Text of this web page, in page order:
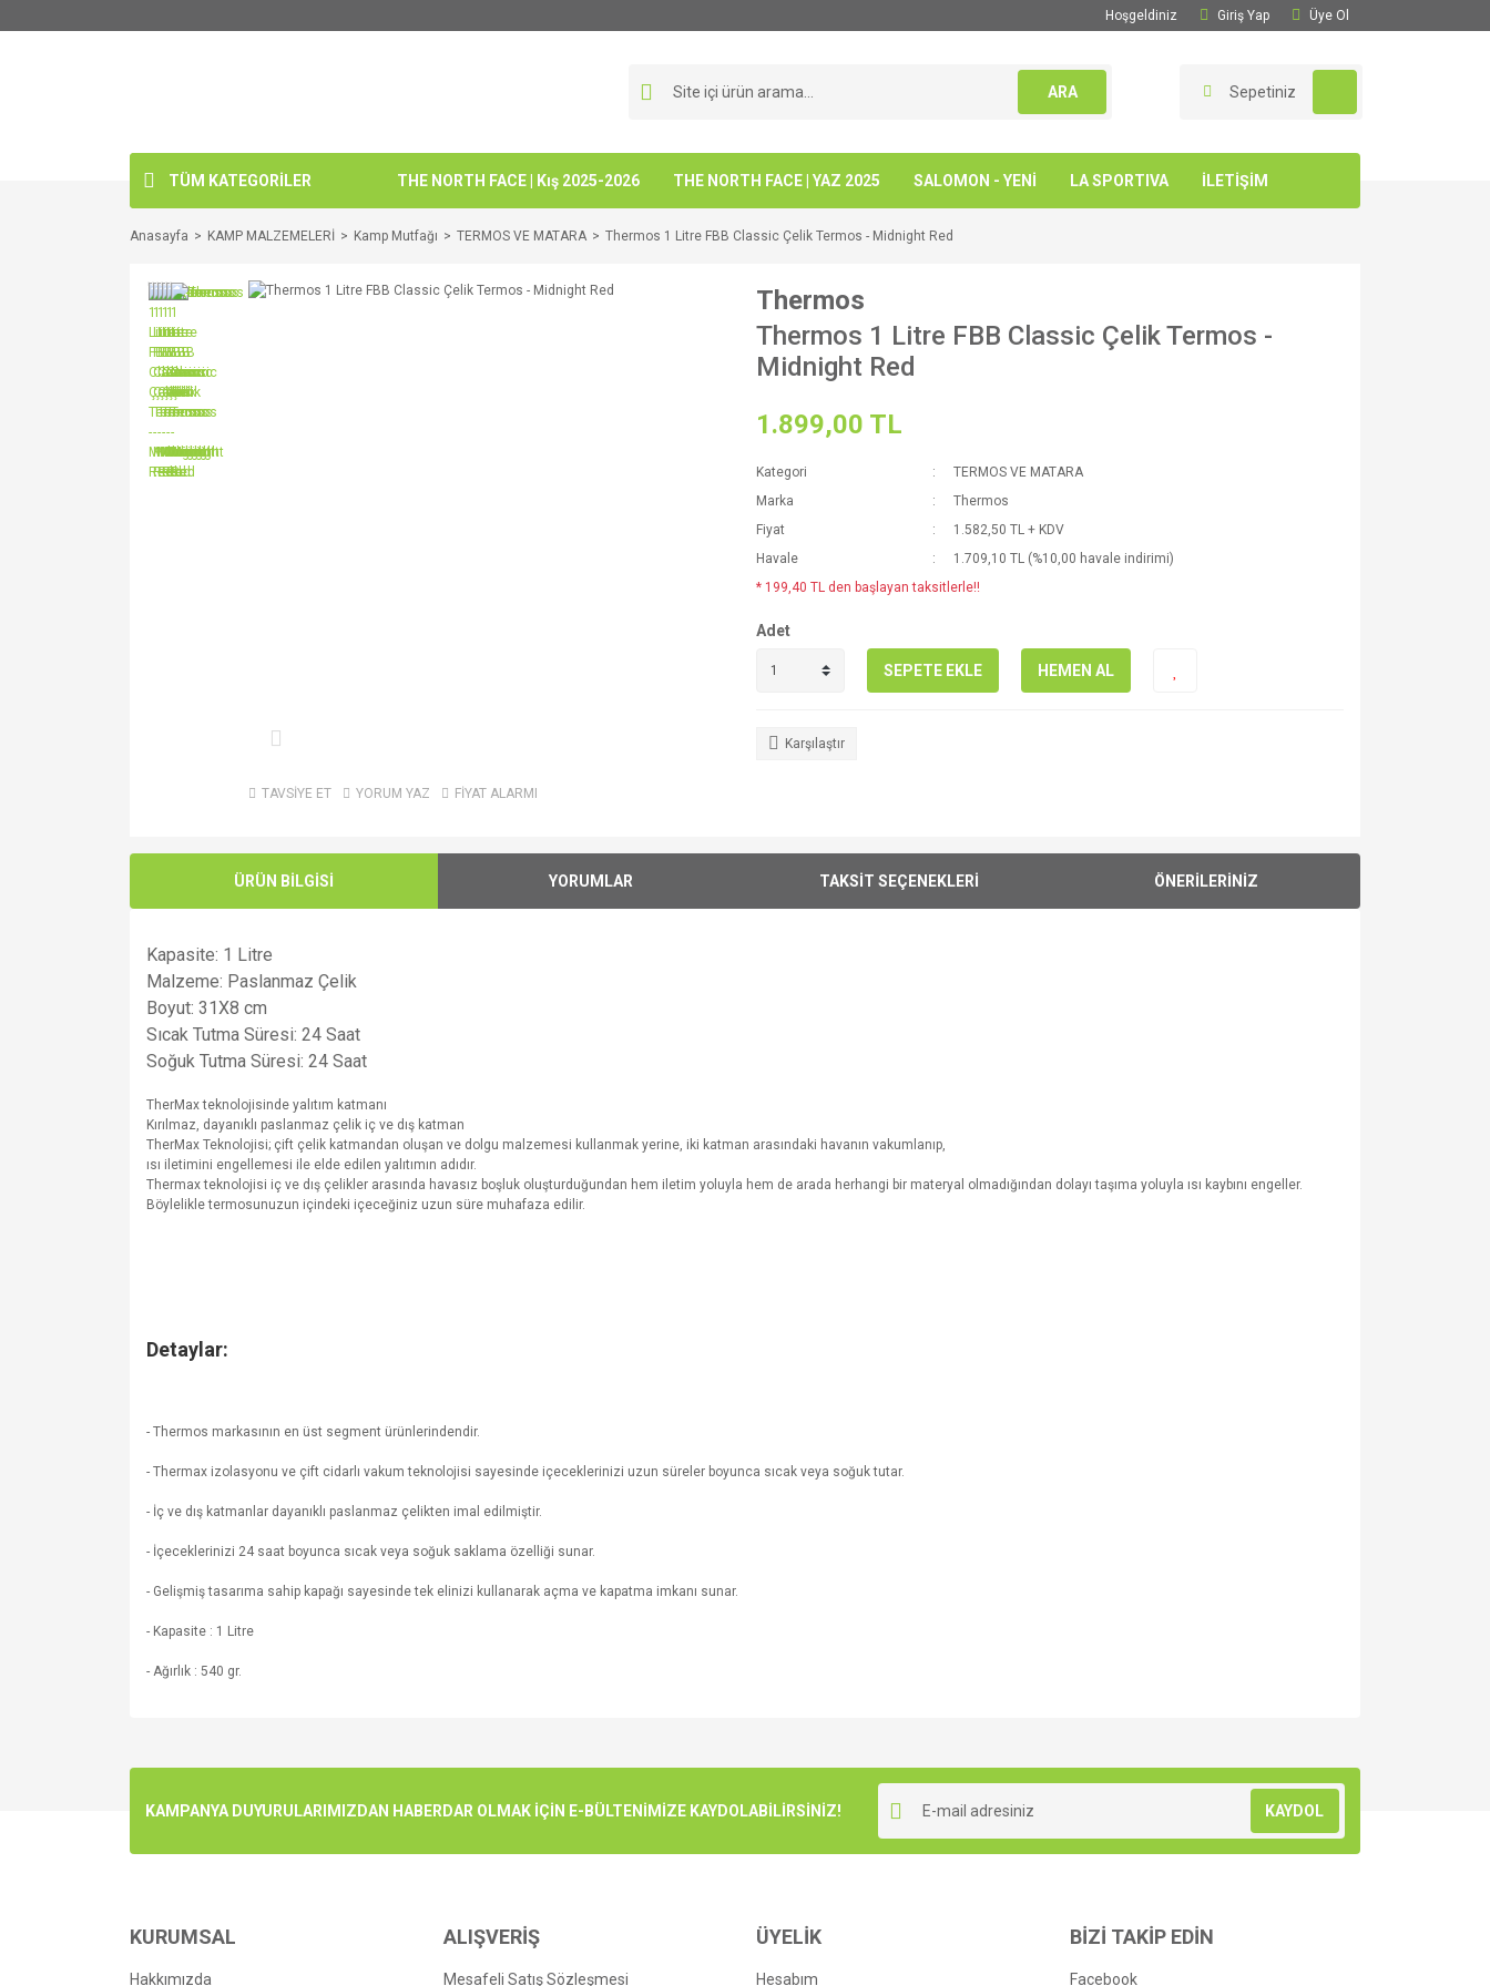
Hoşgeldiniz Giriş Yap Üye Ol
ARA Sepetiniz
TÜM KATEGORİLER THE NORTH FACE | Kış 2025-2026 THE NORTH FACE | YAZ 2025 SALOMON - YENİ LA SPORTIVA İLETİŞİM
Anasayfa KAMP MALZEMELERİ Kamp Mutfağı TERMOS VE MATARA Thermos 1 Litre FBB Classic Çelik Termos - Midnight Red
TAVSİYE ET YORUM YAZ FİYAT ALARMI
Thermos
Thermos 1 Litre FBB Classic Çelik Termos -
Midnight Red
1.899,00 TL
Kategori
TERMOS VE MATARA
Marka
Thermos
Fiyat
1.582,50 TL + KDV
Havale
1.709,10 TL (%10,00 havale indirimi)
* 199,40 TL den başlayan taksitlerle!!
Adet
SEPETE EKLE HEMEN AL
Karşılaştır
ÜRÜN BİLGİSİ YORUMLAR TAKSİT SEÇENEKLERİ ÖNERİLERİNİZ
Kapasite: 1 Litre
Malzeme: Paslanmaz Çelik
Boyut: 31X8 cm
Sıcak Tutma Süresi: 24 Saat
Soğuk Tutma Süresi: 24 Saat
TherMax teknolojisinde yalıtım katmanı
Kırılmaz, dayanıklı paslanmaz çelik iç ve dış katman
TherMax Teknolojisi; çift çelik katmandan oluşan ve dolgu malzemesi kullanmak yerine, iki katman arasındaki havanın vakumlanıp,
ısı iletimini engellemesi ile elde edilen yalıtımın adıdır.
Thermax teknolojisi iç ve dış çelikler arasında havasız boşluk oluşturduğundan hem iletim yoluyla hem de arada herhangi bir materyal olmadığından dolayı taşıma yoluyla ısı kaybını engeller.
Böylelikle termosunuzun içindeki içeceğiniz uzun süre muhafaza edilir.
Detaylar:
- Thermos markasının en üst segment ürünlerindendir.
- Thermax izolasyonu ve çift cidarlı vakum teknolojisi sayesinde içeceklerinizi uzun süreler boyunca sıcak veya soğuk tutar.
- İç ve dış katmanlar dayanıklı paslanmaz çelikten imal edilmiştir.
- İçeceklerinizi 24 saat boyunca sıcak veya soğuk saklama özelliği sunar.
- Gelişmiş tasarıma sahip kapağı sayesinde tek elinizi kullanarak açma ve kapatma imkanı sunar.
- Kapasite : 1 Litre
- Ağırlık : 540 gr.
Yorum Yaz
Ürün açıklamasında eksik bilgiler bulunuyor.
KAMPANYA DUYURULARIMIZDAN HABERDAR OLMAK İÇİN E-BÜLTENİMİZE KAYDOLABİLİRSİNİZ! KAYDOL
KURUMSAL
Hakkımızda
ALIŞVERİŞ
Mesafeli Satış Sözleşmesi
ÜYELİK
Hesabım
BİZİ TAKİP EDİN
Facebook